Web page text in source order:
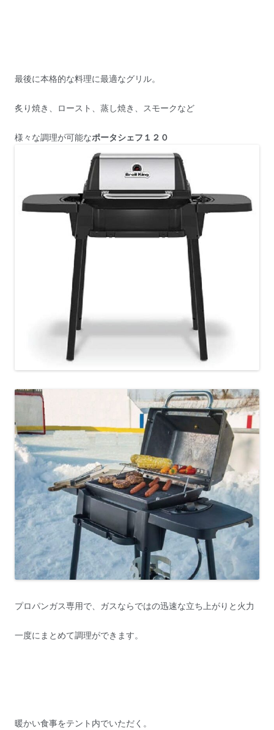
最後に本格的な料理に最適なグリル。
炙り焼き、ロースト、蒸し焼き、スモークなど
様々な調理が可能なポータシェフ１２０
プロパンガス専用で、ガスならではの迅速な立ち上がりと火力
一度にまとめて調理ができます。
暖かい食事をテント内でいただく。